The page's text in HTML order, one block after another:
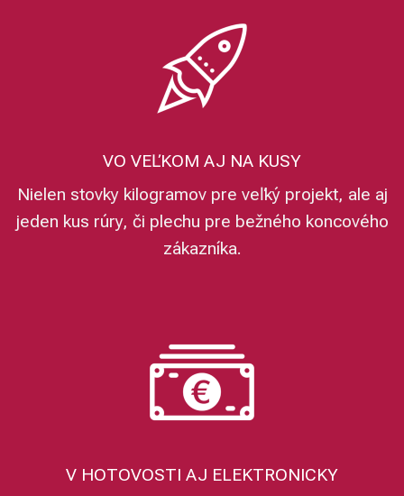
VO VEĽKOM AJ NA KUSY
Nielen stovky kilogramov pre veľký projekt, ale aj
jeden kus rúry, či plechu pre bežného koncového
zákazníka.
V HOTOVOSTI AJ ELEKTRONICKY